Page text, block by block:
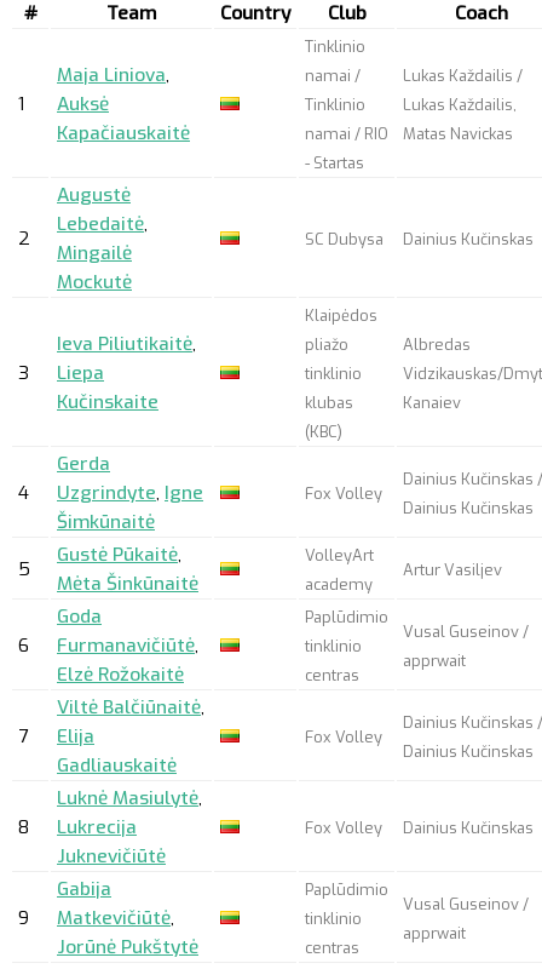
# Team Country Club Coach
1
Maja Liniova,
Auksė
Kapačiauskaitė
Tinklinio
namai /
Tinklinio
namai / RIO
- Startas
Lukas Každailis /
Lukas Každailis,
Matas Navickas
2
Augustė
Lebedaitė,
Mingailė
Mockutė
SC Dubysa Dainius Kučinskas
3
Ieva Piliutikaitė,
Liepa
Kučinskaite
Klaipėdos
pliažo
tinklinio
klubas
(KBC)
Albredas
Vidzikauskas/
Kanaiev
4
Gerda
Uzgrindyte, Igne
Šimkūnaitė
Fox Volley
Dainius Kučinskas /
Dainius Kučinskas
5
Gustė Pūkaitė,
Mėta Šinkūnaitė
VolleyArt
academy
Artur Vasiljev
6
Goda
Furmanavičiūtė,
Elzė Rožokaitė
Paplūdimio
tinklinio
centras
Vusal Guseinov /
apprwait
7
Viltė Balčiūnaitė,
Elija
Gadliauskaitė
Fox Volley
Dainius Kučinskas /
Dainius Kučinskas
8
Luknė Masiulytė,
Lukrecija
Juknevičiūtė
Fox Volley Dainius Kučinskas
9
Gabija
Matkevičiūtė,
Jorūnė Pukštytė
Paplūdimio
tinklinio
centras
Vusal Guseinov /
apprwait